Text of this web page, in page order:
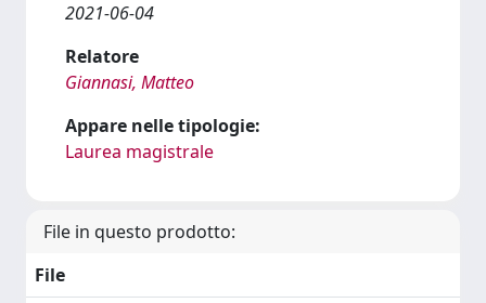
2021-06-04
Relatore
Giannasi, Matteo
Appare nelle tipologie:
Laurea magistrale
File in questo prodotto:
File